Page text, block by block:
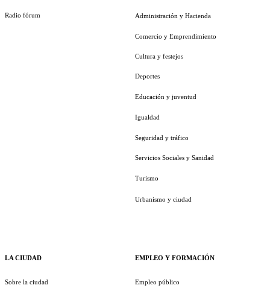
Radio fórum
LA CIUDAD
Sobre la ciudad
Administración y Hacienda
Comercio y Emprendimiento
Cultura y festejos
Deportes
Educación y juventud
Igualdad
Seguridad y tráfico
Servicios Sociales y Sanidad
Turismo
Urbanismo y ciudad
EMPLEO Y FORMACIÓN
Empleo público